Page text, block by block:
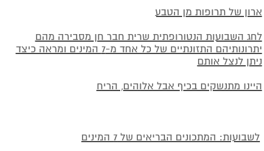
לשבועות: המתכונים הבריאים של 7 המינים
ארון של תרופות מן הטבע
לחג השבועות הנטורופתית שרית חבר חן מסבירה מהם
יתרונותיהם התזונתיים של כל אחד מ-7 המינים ומראה כיצד
ניתן לנצל אותם
היינו מתנשקים בכיף אבל אלוהים, הריח